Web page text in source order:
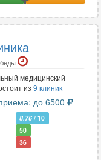
медицинский
из 9 клиник
до 6500
8.76 / 10
50
36